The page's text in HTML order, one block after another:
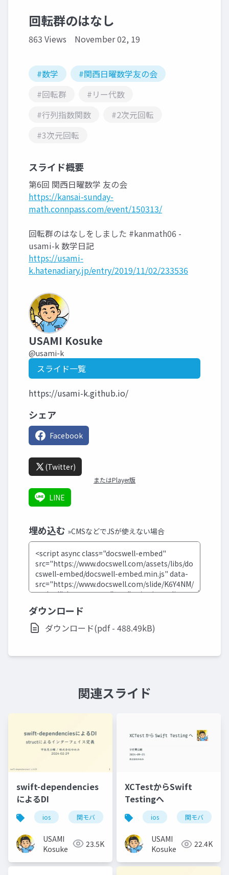
回転群のはなし
863 Views November 02, 19
#数学
#関西日曜数学友の会
#回転群
#リー代数
#行列指数関数
#2次元回転
#3次元回転
スライド概要
第6回 関西日曜数学 友の会
https://kansai-sunday-
math.connpass.com/event/150313/
回転群のはなしをしました #kanmath06 -
usami-k 数学日記
https://usami-
k.hatenadiary.jp/entry/2019/11/02/233536
USAMI Kosuke
@usami-k
スライド一覧
https://usami-k.github.io/
シェア
Facebook
(Twitter)
またはPlayer版
LINE
埋め込む »CMSなどでJSが使えない場合
ダウンロード
ダウンロード(pdf - 488.49kB)
関連スライド
swift-dependencies
によるDI
ios 関モバ
USAMI
Kosuke
23.5K
XCTestからSwift
Testingへ
ios 関モバ
USAMI
Kosuke
22.4K